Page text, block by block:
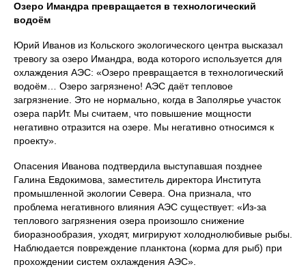
Озеро Имандра превращается в технологический
водоём
Юрий Иванов из Кольского экологического центра высказал
тревогу за озеро Имандра, вода которого используется для
охлаждения АЭС: «Озеро превращается в технологический
водоём… Озеро загрязнено! АЭС даёт тепловое
загрязнение. Это не нормально, когда в Заполярье участок
озера парИт. Мы считаем, что повышение мощности
негативно отразится на озере. Мы негативно относимся к
проекту».
Опасения Иванова подтвердила выступавшая позднее
Галина Евдокимова, заместитель директора Института
промышленной экологии Севера. Она признала, что
проблема негативного влияния АЭС существует: «Из-за
теплового загрязнения озера произошло снижение
биоразнообразия, уходят, мигрируют холоднолюбивые рыбы.
Наблюдается повреждение планктона (корма для рыб) при
прохождении систем охлаждения АЭС».